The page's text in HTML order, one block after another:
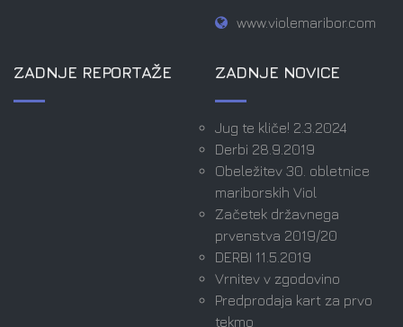
www.violemaribor.com
ZADNJE REPORTAŽE ZADNJE NOVICE
Jug te kliče! 2.3.2024
Derbi 28.9.2019
Obeležitev 30. obletnice
mariborskih Viol
Začetek državnega
prvenstva 2019/20
DERBI 11.5.2019
Vrnitev v zgodovino
Predprodaja kart za prvo
tekmo